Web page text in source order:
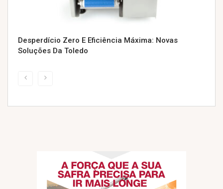
Desperdício Zero E Eficiência Máxima: Novas
Soluções Da Toledo